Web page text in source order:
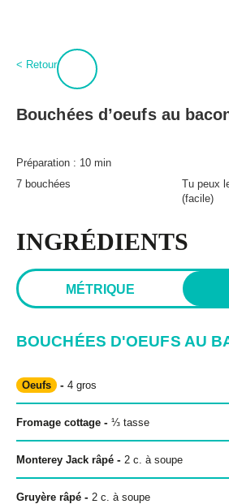
PROCURE-TOI MAGIQUES
< Retour
Bouchées d’oeufs au
Préparation : 10 min
7 bouchées
Tu peux
(facile)
INGRÉDIENTS
MÉTRIQUE
BOUCHÉES D'OEUFS AU
Oeufs - 4 gros
Fromage cottage - ⅓ tasse
Monterey Jack râpé - 2 c. à soupe
Gruyère râpé - 2 c. à soupe
À propos
Paméla Rousseau
BPT+
Lexique des aliments
Politique de confidentialité
Politique éditoriale
Conditions d’utilisation